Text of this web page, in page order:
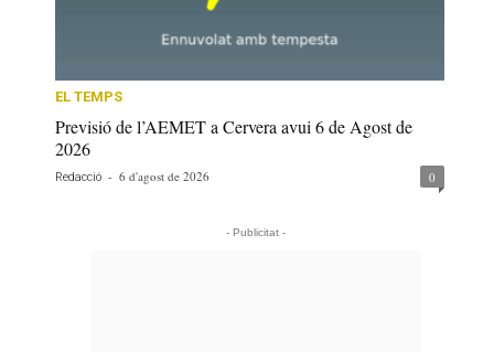
EL TEMPS
Previsió de l’AEMET a Cervera avui 6 de Agost de
2026
Redacció - 6 d'agost de 2026 0
- Publicitat -